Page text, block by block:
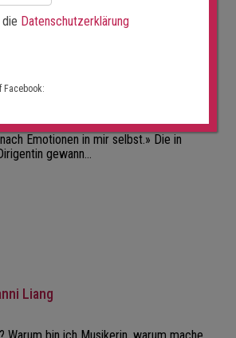
Sułkowska-Migoń
Emotionen in mir selbst.» Die in
gewann…
Liang
Datenschutzerklärung
Facebook: